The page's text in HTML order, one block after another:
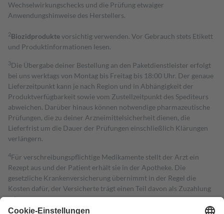
Wechselwirkungschecks und die Prüfung etwaiger
Anwendungshinweise des Herstellers.
2Biozidproduktevorsichtig verwenden. Vor Gebrauch stets Etikett
und Produktinformationen lesen.
3Die Übergabe deiner Bestellung an den Paketdienstleister erfolgt
bei uns werktags von Montag bis Freitag bis 18:00 Uhr. Der genaue
Lieferzeitpunkt kann je nach Region und in Abhängigkeit der
Produktverfügbarkeit sowie vom Zustellzeitpunkt des Spediteurs
abweichen. Darüber hinaus können notwendige pharmazeutische
Prüfungen, die zu deiner Arzneimittelsicherheit dienen, die
Lieferfrist um die Dauer der Prüfungen einschließlich Klärungen
verlängern.
4Für verschreibungspflichtige Medikamente stellt der Arzt ein
Rezept aus und der Patient erhält sie in der Apotheke. Die
gesetzliche Krankenversicherung übernimmt in der Regel die
Kosten dafür, der Versicherte trägt einen Teil davon als Zuzahlung
mit.
Grundsätzlich leisten Mitglieder Zuzahlungen in Höhe von zehn